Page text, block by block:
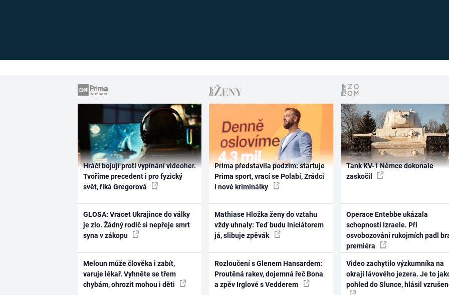
Hráči bojují proti vypínání videoher.
Tvoříme precedent i pro fyzický
svět, říká Gregorová
GLOSA: Vracet Ukrajince do války
je zlo. Žádný rodič si nepřeje smrt
syna v zákopu
Meloun může člověka i zabít,
varuje lékař. Vyhněte se třem
chybám, ohrozit mohou i děti
Prima představila podzim: startuje
Prima sport, vrací se Polabí, Zrádci
i nové kriminálky
Mathiase Hložka ženy do vztahu
vždy uhnaly: Teď budu iniciátorem
já, slibuje zpěvák
Rozloučení s Glenem Hansardem:
Proutěná rakev, dojemná řeč Bona
a zpěv Irglové s Vedderem
Tank KV-1 Němce dokonale
zaskočil
Operace Entebbe ukázala
schopnosti Izraele. Při
osvobozování rukojmích padl
premiéra
Video zachytilo výzkumníka na
okraji lávového jezera. Je to
pohled do Slunce, hlásil